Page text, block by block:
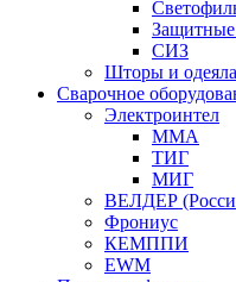
СИЗ
Шторы и
Сварочное
Электроинтел
ММА
ТИГ
МИГ
ВЕЛДЕР
Фрониус
КЕМППИ
EWM